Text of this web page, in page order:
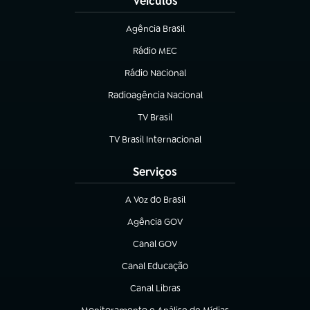
Agência Brasil
(abre em nova aba)
Rádio MEC
Rádio Nacional
(abre em nova aba)
Radioagência Nacional
(abre em nova aba)
TV Brasil
(abre em nova aba)
TV Brasil Internacional
(abre em nova aba)
Serviços
A Voz do Brasil
(abre em nova aba)
Agência GOV
(abre em nova aba)
Canal GOV
(abre em nova aba)
Canal Educação
(abre em nova aba)
Canal Libras
(abre em nova aba)